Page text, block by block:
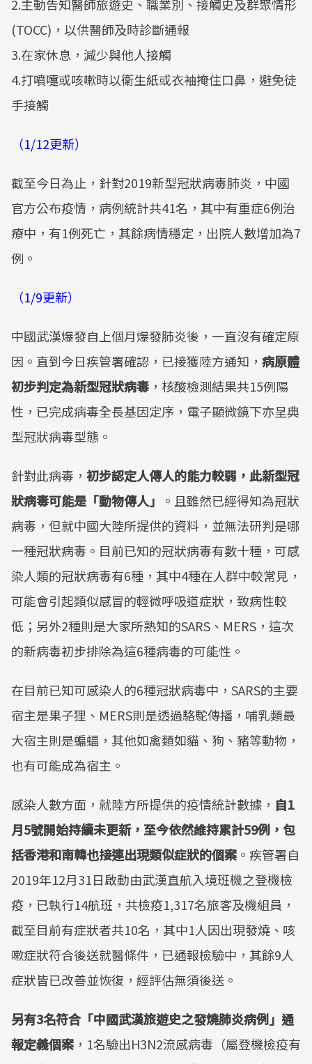
2.主動告知醫師旅遊史、職業別、接觸史及群聚情形
(TOCC)，以供醫師及時診斷通報
3.在家休息，減少與他人接觸
4.打噴嚏或咳嗽時以衛生紙或衣袖掩住口鼻，避免徒
手接觸
（1/12更新）
截至今日為止，針對2019新型冠狀病毒肺炎，中國
官方公布疫情，病例統計共41名，其中有重症6例治
療中，有1例死亡，其餘病情穩定，出院人數增加為7
例。
（1/9更新）
中國武漢爆發自上個月爆發肺炎後，一直沒有確定原
因。直到今日疾管署確認，已接獲陸方通知， 病原體
初步判定為新型冠狀病毒，核酸檢測結果共15例陽
性，已完成病毒全長基因定序，電子顯微鏡下亦呈典
型冠狀病毒型態。
針對此病毒， 初步認定人傳人的能力較弱，此新型冠
狀病毒可能是「動物傳人」
。且雖然已經得知為冠狀
病毒，但就中國大陸所提供的資料，並無法研判是哪
一種冠狀病毒。目前已知的冠狀病毒有數十種，可感
染人類的冠狀病毒有6種，其中4種在人群中較常見，
可能會引起類似感冒的輕微呼吸道症狀，致病性較
低；另外2種則是大家所熟知的SARS、MERS，這次
的新病毒初步排除為這6種病毒的可能性。
在目前已知可感染人的6種冠狀病毒中，SARS的主要
宿主是果子狸、MERS則是透過駱駝傳播，哺乳類最
大宿主則是蝙蝠，其他如禽類如貓、狗、豬等動物，
也有可能成為宿主。
感染人數方面，就陸方所提供的疫情統計數據， 自1
月5號開始持續未更新，至今依然維持累計59例，包
括香港和南韓也接連出現類似症狀的個案 。疾管署自
2019年12月31日啟動由武漢直航入境班機之登機檢
疫，已執行14航班，共檢疫1,317名旅客及機組員，
截至目前有症狀者共10名，其中1人因出現發燒、咳
嗽症狀符合後送就醫條件，已通報檢驗中，其餘9人
症狀皆已改善並恢復，經評估無須後送。
另有3名符合「中國武漢旅遊史之發燒肺炎病例」通
報定義個案 ，1名驗出H3N2流感病毒（屬登機檢疫有